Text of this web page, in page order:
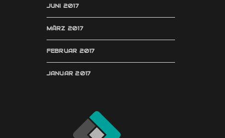
JUNI 2017
MÄRZ 2017
FEBRUAR 2017
JANUAR 2017